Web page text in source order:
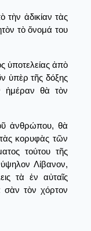
ἀδικίαν τὰς
τὸ ὄνομά του
ὑποτελείας ἀπὸ
ὑπὲρ τῆς δόξης
ἡμέραν θὰ τὸν
ἀνθρώπου, θὰ
κορυφὰς τῶν
τούτου τῆς
Λίβανον,
τὰ ἐν αὐταῖς
σὰν τὸν χόρτον